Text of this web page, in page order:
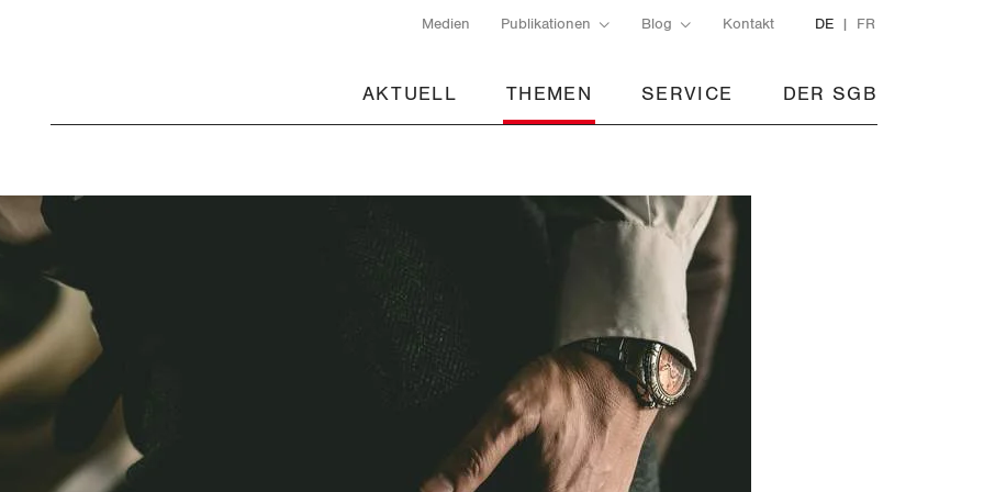
Medien Publikationen Blog Kontakt DE FR
AKTUELL THEMEN SERVICE DER SGB